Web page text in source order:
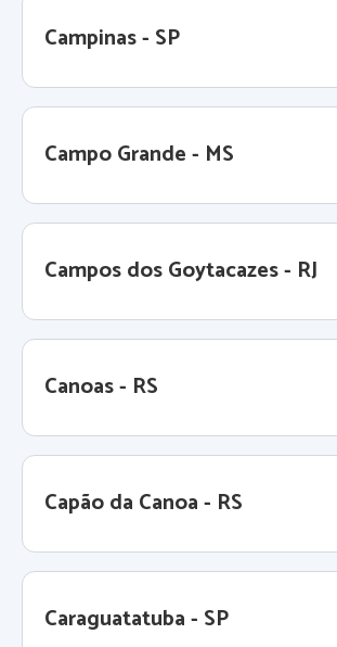
Campinas - SP
Campo Grande - MS
Campos dos Goytacazes - RJ
Canoas - RS
Capão da Canoa - RS
Caraguatatuba - SP